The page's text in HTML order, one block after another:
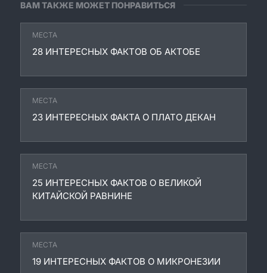
ВАМ ТАКЖЕ МОЖЕТ ПОНРАВИТЬСЯ
МЕСТА
28 ИНТЕРЕСНЫХ ФАКТОВ ОБ АКТОБЕ
МЕСТА
23 ИНТЕРЕСНЫХ ФАКТА О ПЛАТО ДЕКАН
МЕСТА
25 ИНТЕРЕСНЫХ ФАКТОВ О ВЕЛИКОЙ
КИТАЙСКОЙ РАВНИНЕ
МЕСТА
19 ИНТЕРЕСНЫХ ФАКТОВ О МИКРОНЕЗИИ